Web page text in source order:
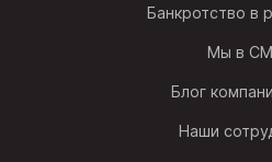
Банкротство в
Мы в
Блог
Наши